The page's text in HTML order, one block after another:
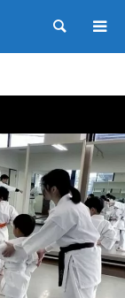
検索